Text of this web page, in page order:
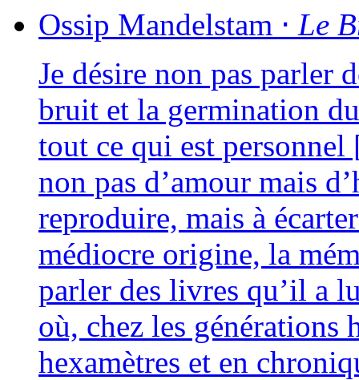
Ossip Mandelstam ⋅ Le
Je désire non pas par­ler
bruit et la ger­mi­na­tion
tout ce qui est
non pas d’amour mais
repro­duire, mais à
médiocre ori­gine, la
par­ler des livres qu’il a
où, chez les géné­ra­tions
hexa­mètres et en